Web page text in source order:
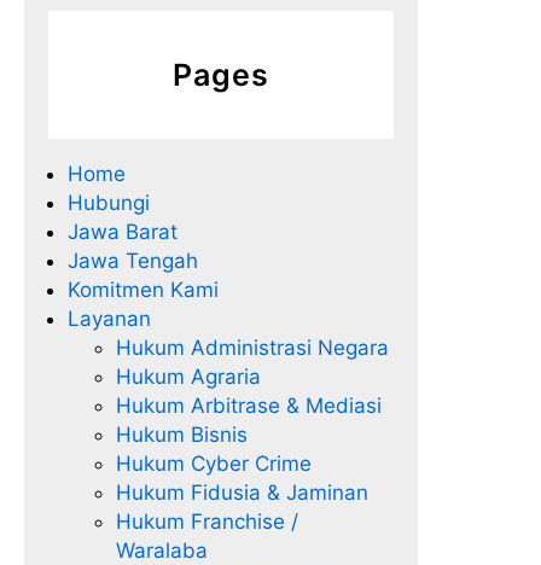
Pages
Home
Hubungi
Jawa Barat
Jawa Tengah
Komitmen Kami
Layanan
Hukum Administrasi Negara
Hukum Agraria
Hukum Arbitrase & Mediasi
Hukum Bisnis
Hukum Cyber Crime
Hukum Fidusia & Jaminan
Hukum Franchise /
Waralaba